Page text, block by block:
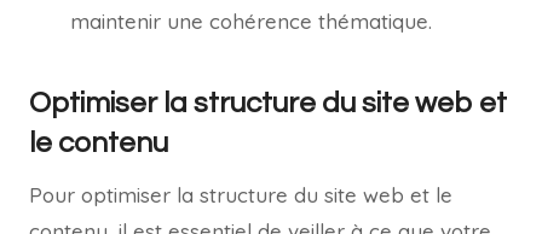
maintenir une cohérence thématique.
Optimiser la structure du site web et
le contenu
Pour optimiser la structure du site web et le